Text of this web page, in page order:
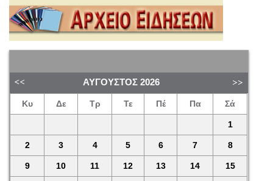
ΑΎΓΟΥΣΤΟΣ 2026
Κυ Δε Τρ Τε Πέ Πα Σά
1
2 3 4 5 6 7 8
9 10 11 12 13 14 15